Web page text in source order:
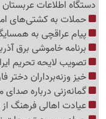
دستگاه اطلاعات عربستان
حملات به کشتی‌های
پیام عراقچی به
برنامه خاموشی برق
تصویب لایحه تحریم
خیز وزنه‌برداران
گمانه‌زنی درباره
عیادت اهالی فرهنگ از